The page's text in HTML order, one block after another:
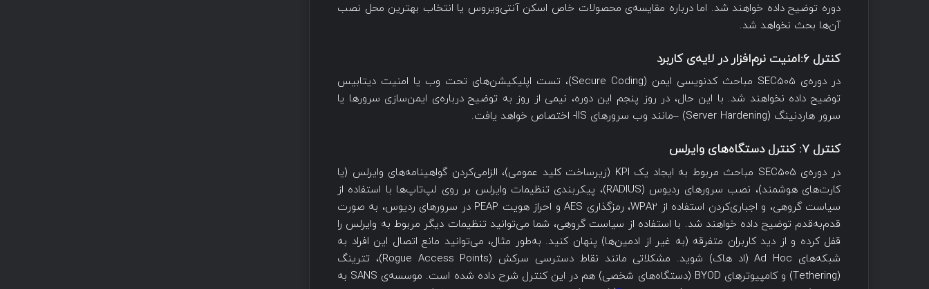
دوره توضیح داده خواهند شد. اما درباره مقایسه‌ی محصولات خاص اسکن آنتی‌ویروس یا انتخاب بهترین محل نصب
آن‌ها بحث نخواهد شد.
کنترل ۶: امنیت نرم‌افزار‌ در لایه‌ی کاربرد
در دوره‌ی SEC505 مباحث کدنویسی ایمن (Secure Coding)، تست اپلیکیشن‌های تحت وب یا امنیت دیتابیس
توضیح داده نخواهند شد. با این حال، در روز پنجم این دوره، نیمی از روز به توضیح درباره‌ی ایمن‌سازی سرورها یا
سرور هاردنینگ (Server Hardening) –مانند وب سرورهای IIS- اختصاص خواهد یافت.
کنترل ۷: کنترل دستگاه‌های وایرلس
در دوره‌ی SEC505 مباحث مربوط به ایجاد یک KPI (زیرساخت کلید عمومی)، الزامی‌کردن گواهینامه‌های وایرلس (یا
کارت‌های هوشمند)، نصب سرورهای ردیوس (RADIUS)، پیکربندی تنظیمات وایرلس بر روی لپ‌تاپ‌ها با استفاده از
سیاست گروهی، و اجباری‌کردن استفاده از WPA2، رمزگذاری AES و احراز هویت PEAP در سرورهای ردیوس، به صورت
قدم‌به‌قدم توضیح داده خواهند شد. با استفاده از سیاست گروهی، شما می‌توانید تنظیمات دیگر مربوط به وایرلس را
قفل کرده و از دید کاربران متفرقه (به غیر از ادمین‌ها) پنهان کنید. به‌طور مثال، می‌توانید مانع اتصال این افراد به
شبکه‌های Ad Hoc (اد هاک) شوید. مشکلاتی مانند نقاط دسترسی سرکش (Rogue Access Points)، تترینگ
(Tethering) و کامپیوترهای BYOD (دستگاه‌های شخصی) هم در این کنترل شرح داده شده است. موسسه‌ی SANS به